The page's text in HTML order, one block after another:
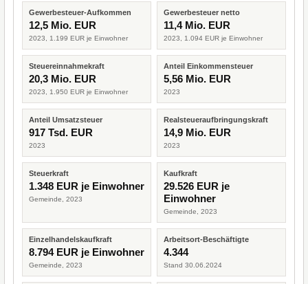
Gewerbesteuer-Aufkommen
12,5 Mio. EUR
2023, 1.199 EUR je Einwohner
Gewerbesteuer netto
11,4 Mio. EUR
2023, 1.094 EUR je Einwohner
Steuereinnahmekraft
20,3 Mio. EUR
2023, 1.950 EUR je Einwohner
Anteil Einkommensteuer
5,56 Mio. EUR
2023
Anteil Umsatzsteuer
917 Tsd. EUR
2023
Realsteueraufbringungskraft
14,9 Mio. EUR
2023
Steuerkraft
1.348 EUR je Einwohner
Gemeinde, 2023
Kaufkraft
29.526 EUR je
Einwohner
Gemeinde, 2023
Einzelhandelskaufkraft
8.794 EUR je Einwohner
Gemeinde, 2023
Arbeitsort-Beschäftigte
4.344
Stand 30.06.2024